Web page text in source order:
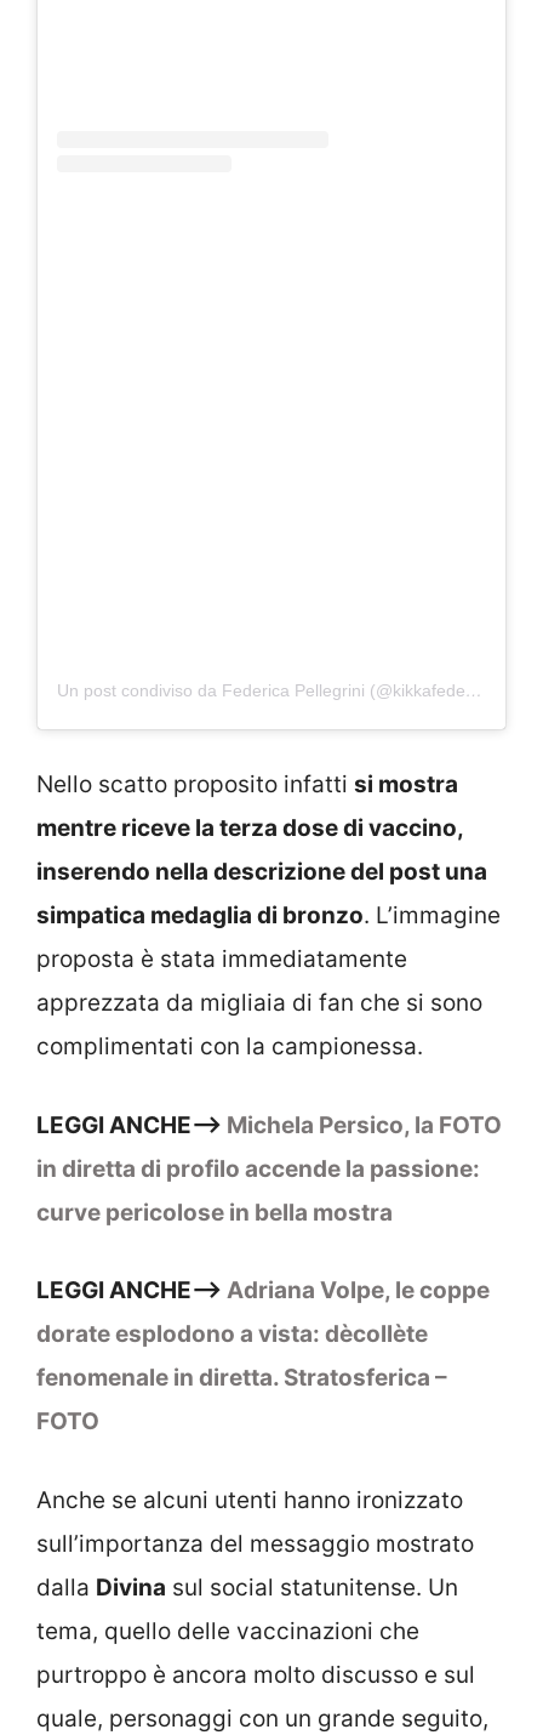
Un post condiviso da Federica Pellegrini (@kikkafede88)
Nello scatto proposito infatti si mostra
mentre riceve la terza dose di vaccino,
inserendo nella descrizione del post una
simpatica medaglia di bronzo. L’immagine
proposta è stata immediatamente
apprezzata da migliaia di fan che si sono
complimentati con la campionessa.
LEGGI ANCHE–> Michela Persico, la FOTO
in diretta di profilo accende la passione:
curve pericolose in bella mostra
LEGGI ANCHE–> Adriana Volpe, le coppe
dorate esplodono a vista: dècollète
fenomenale in diretta. Stratosferica –
FOTO
Anche se alcuni utenti hanno ironizzato
sull’importanza del messaggio mostrato
dalla Divina sul social statunitense. Un
tema, quello delle vaccinazioni che
purtroppo è ancora molto discusso e sul
quale, personaggi con un grande seguito,